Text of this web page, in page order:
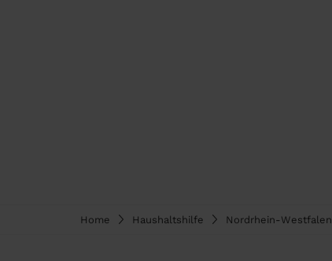
Home Haushaltshilfe Nordrhein-Westfalen